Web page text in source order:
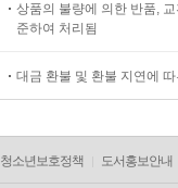
상품의 불량에 의한 반품,
준하여 처리됨
대금 환불 및 환불 지연에
청소년보호정책 도서홍보안내